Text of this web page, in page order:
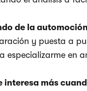
de la
y puesta a
especializarme en
interesa más